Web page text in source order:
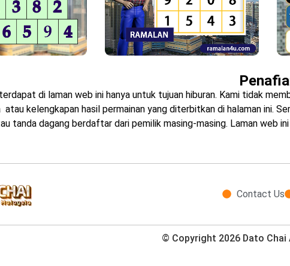
di laman web ini hanya untuk tujuan hiburan. Kami tidak
kelengkapan hasil permainan yang diterbitkan di halaman ini.
tanda dagang berdaftar dari pemilik masing-masing. Laman web
Contact Us
© Copyright 2026 Dato Chai